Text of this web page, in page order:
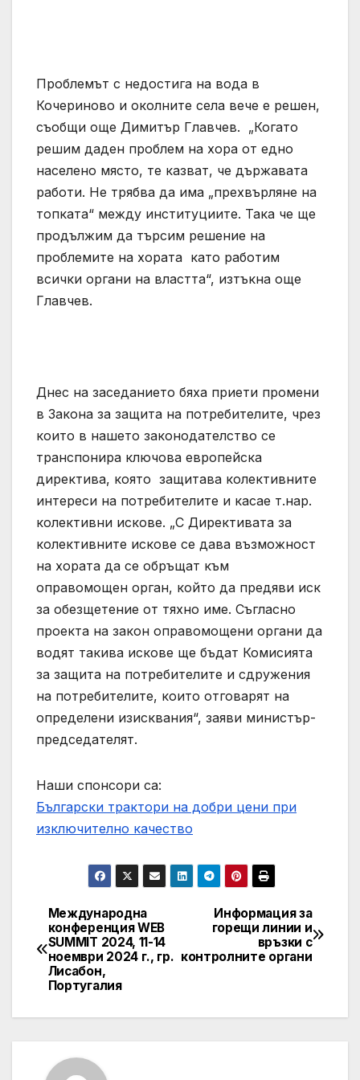
Проблемът с недостига на вода в
Кочериново и околните села вече е решен,
съобщи още Димитър Главчев. „Когато
решим даден проблем на хора от едно
населено място, те казват, че държавата
работи. Не трябва да има „прехвърляне на
топката“ между институциите. Така че ще
продължим да търсим решение на
проблемите на хората като работим
всички органи на властта“, изтъкна още
Главчев.
Днес на заседанието бяха приети промени
в Закона за защита на потребителите, чрез
които в нашето законодателство се
транспонира ключова европейска
директива, която защитава колективните
интереси на потребителите и касае т.нар.
колективни искове. „С Директивата за
колективните искове се дава възможност
на хората да се обръщат към
оправомощен орган, който да предяви иск
за обезщетение от тяхно име. Съгласно
проекта на закон оправомощени органи да
водят такива искове ще бъдат Комисията
за защита на потребителите и сдружения
на потребителите, които отговарят на
определени изисквания“, заяви министър-
председателят.
Наши спонсори са:
Български трактори на добри цени при
изключително качество
Post
navigation
Информация за
горещи линии и
връзки с
контролните органи
Международна
конференция WEB
SUMMIT 2024, 11-14
ноември 2024 г., гр.
Лисабон,
Португалия